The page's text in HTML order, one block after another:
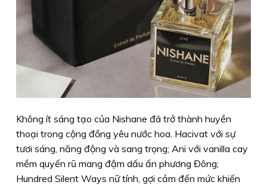
Không ít sáng tạo của Nishane đã trở thành huyền
thoại trong cộng đồng yêu nước hoa. Hacivat với sự
tươi sáng, năng động và sang trọng; Ani với vanilla cay
mềm quyến rũ mang đậm dấu ấn phương Đông;
Hundred Silent Ways nữ tính, gợi cảm đến mức khiến